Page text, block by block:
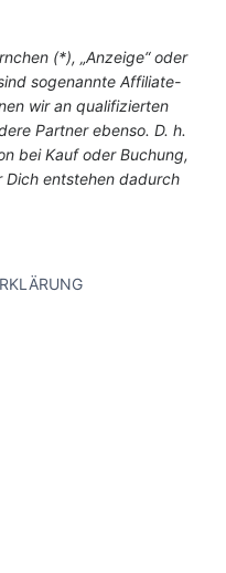
(*), „Anzeige“ oder
sogenannte Affiliate-
wir an qualifizierten
Partner ebenso. D. h.
bei Kauf oder Buchung,
Dich entstehen dadurch